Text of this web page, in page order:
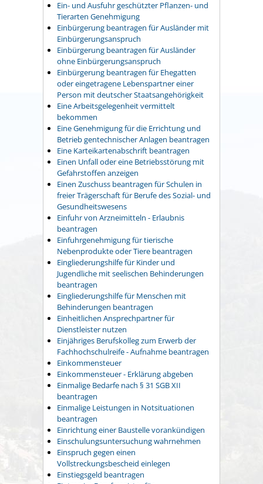
Ein- und Ausfuhr geschützter Pflanzen- und
Tierarten Genehmigung
Einbürgerung beantragen für Ausländer mit
Einbürgerungsanspruch
Einbürgerung beantragen für Ausländer
ohne Einbürgerungsanspruch
Einbürgerung beantragen für Ehegatten
oder eingetragene Lebenspartner einer
Person mit deutscher Staatsangehörigkeit
Eine Arbeitsgelegenheit vermittelt
bekommen
Eine Genehmigung für die Errichtung und
Betrieb gentechnischer Anlagen beantragen
Eine Karteikartenabschrift beantragen
Einen Unfall oder eine Betriebsstörung mit
Gefahrstoffen anzeigen
Einen Zuschuss beantragen für Schulen in
freier Trägerschaft für Berufe des Sozial- und
Gesundheitswesens
Einfuhr von Arzneimitteln - Erlaubnis
beantragen
Einfuhrgenehmigung für tierische
Nebenprodukte oder Tiere beantragen
Eingliederungshilfe für Kinder und
Jugendliche mit seelischen Behinderungen
beantragen
Eingliederungshilfe für Menschen mit
Behinderungen beantragen
Einheitlichen Ansprechpartner für
Dienstleister nutzen
Einjähriges Berufskolleg zum Erwerb der
Fachhochschulreife - Aufnahme beantragen
Einkommensteuer
Einkommensteuer - Erklärung abgeben
Einmalige Bedarfe nach § 31 SGB XII
beantragen
Einmalige Leistungen in Notsituationen
beantragen
Einrichtung einer Baustelle vorankündigen
Einschulungsuntersuchung wahrnehmen
Einspruch gegen einen
Vollstreckungsbescheid einlegen
Einstiegsgeld beantragen